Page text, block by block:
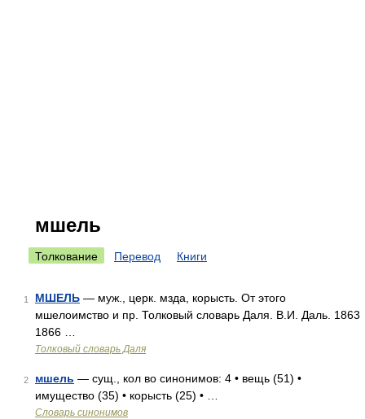
мшель
Толкование Перевод Книги
1 МШЕЛЬ — муж., церк. мзда, корысть. От этого
мшелоимство и пр. Толковый словарь Даля. В.И. Даль. 1863
1866 …
Толковый словарь Даля
2 мшель — сущ., кол во синонимов: 4 • вещь (51) •
имущество (35) • корысть (25) • …
Словарь синонимов